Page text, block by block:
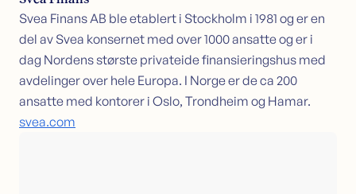
Kredittkort
Sikkerhet i bolig
Kundeservice
Refinansiering
Søk refinansiering
Refinansiering uten sikkerhet
Refinansiering med sikkerhet
Økonomisk hjelp
Kredittkort
Svea Finans AB ble etablert i Stockholm i 1981 og er en
del av Svea konsernet med over 1000 ansatte og er i
dag Nordens største privateide finansieringshus med
avdelinger over hele Europa. I Norge er de ca 200
ansatte med kontorer i Oslo, Trondheim og Hamar.
svea.com